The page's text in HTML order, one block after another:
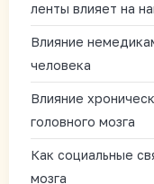
ленты влияет на
Влияние
человека
Влияние
головного мозга
Как социальные
мозга